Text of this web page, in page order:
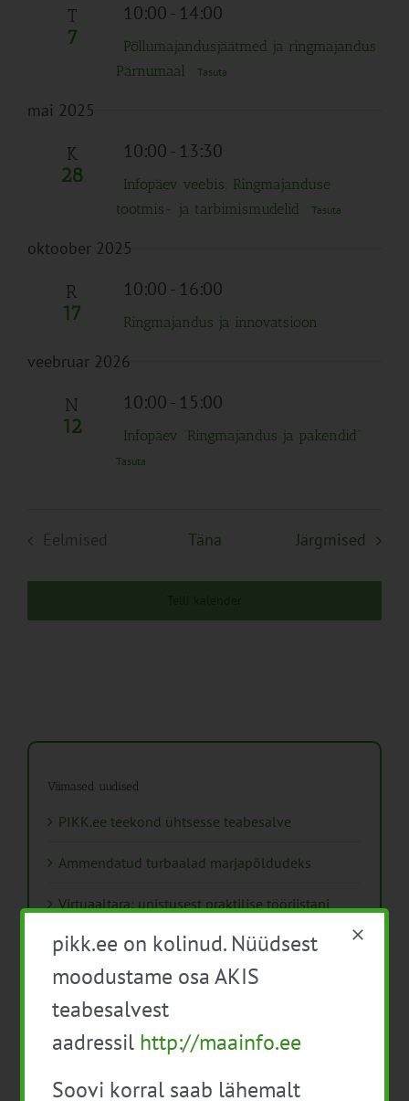
T
7
10:00- 14:00
Põllumajandusjäätmed ja ringmajandus
Pärnumaal
Tasuta
mai 2025
K
28
10:00- 13:30
Infopäev veebis: Ringmajanduse
tootmis- ja tarbimismudelid
Tasuta
oktoober 2025
R
17
10:00- 16:00
Ringmajandus ja innovatsioon
veebruar 2026
N
12
10:00- 15:00
Infopäev “Ringmajandus ja pakendid”
Tasuta
Eelmised
Täna Järgmised
Viimased uudised
PIKK.ee teekond ühtsesse teabesalve
Ammendatud turbaalad marjapõldudeks
Virtuaaltara: unistusest praktilise tööriistani
Turuaiandus kui elustiil ja äri: Väike Mahetalu
Vähemaga rohkem: kuidas digilahendused
aitavad põllumajanduses kasumlikkust
uus juhend mulla parandamisest
pikk.ee on kolinud. Nüüdsest
moodustame osa AKIS
teabesalvest
aadressil http://maainfo.ee
Soovi korral saab lähemalt